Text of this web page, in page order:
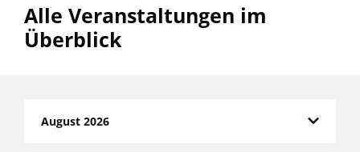
Alle Veranstaltungen im
Überblick
August 2026